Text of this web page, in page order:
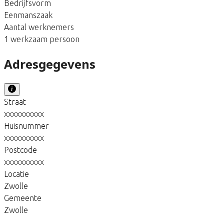
Bedrijfsvorm
Eenmanszaak
Aantal werknemers
1 werkzaam persoon
Adresgegevens
Straat
xxxxxxxxxx
Huisnummer
xxxxxxxxxx
Postcode
xxxxxxxxxx
Locatie
Zwolle
Gemeente
Zwolle